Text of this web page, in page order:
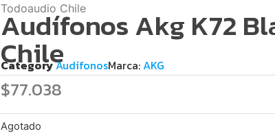
Todoaudio Chile
Audífonos Akg K72
Chile
CategoryAudífonosMarca:AKG
$77.038
Agotado